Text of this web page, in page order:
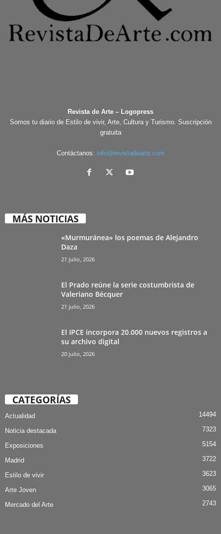
Revista de Arte – Logopress
Somos tu diario de Estilo de vivir, Arte, Cultura y Turismo. Suscripción
gratuita
Contáctanos: info@revistadearte.com
MÁS NOTICIAS
«Murmuránea» los poemas de Alejandro
Daza
21 julio, 2026
El Prado reúne la serie costumbrista de
Valeriano Bécquer
21 julio, 2026
El IPCE incorpora 20.000 nuevos registros a
su archivo digital
20 julio, 2026
CATEGORÍAS
Actualidad 14494
Noticia destacada 7323
Exposiciones 5154
Madrid 3722
Estilo de vivir 3623
Arte Joven 3065
Mercado del Arte 2743